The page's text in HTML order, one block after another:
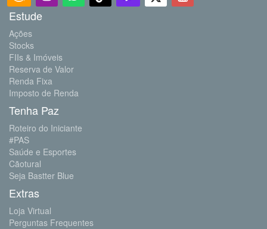
Estude
Ações
Stocks
FIIs & Imóveis
Reserva de Valor
Renda Fixa
Imposto de Renda
Tenha Paz
Roteiro do Iniciante
#PAS
Saúde e Esportes
Cãotural
Seja Bastter Blue
Extras
Loja Virtual
Perguntas Frequentes